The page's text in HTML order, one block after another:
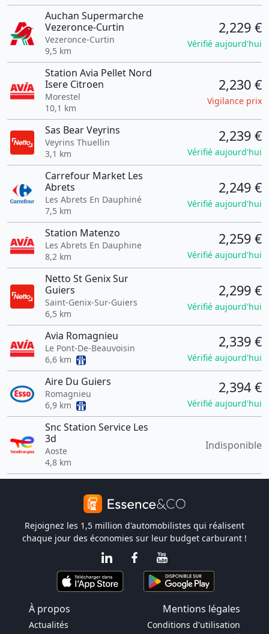
Auchan Supermarche
Vezeronce-Curtin
Vezeronce-Curtin
9,5 km
2,229 €
Vérifié aujourd'hui
Station Avia Pellet Nord
Isere Citroen
Morestel
10,1 km
2,230 €
Vigilance prix
Sas Bear Veyrins
Veyrins Thuellin
3,1 km
2,239 €
Vérifié aujourd'hui
Carrefour Market Les
Abrets
Les Abrets En Dauphiné
7,5 km
2,249 €
Vérifié aujourd'hui
Station Matenzo
Les Abrets En Dauphine
8,2 km
2,259 €
Vérifié aujourd'hui
Netto St Genix Sur
Guiers
Saint-Genix-Sur-Guiers
6,5 km
2,299 €
Vérifié aujourd'hui
Avia Romagnieu
Le Pont-De-Beauvoisin
6,6 km
2,339 €
Vérifié aujourd'hui
Aire Du Guiers
Romagnieu
6,9 km
2,394 €
Vérifié aujourd'hui
Snc Station Service Les
3d
Aoste
4,8 km
Indisponible
Rejoignez les 1,5 million d'automobilistes qui réalisent
chaque jour des économies sur leur budget carburant !
À propos Mentions légales
Actualités
Conditions d'utilisation